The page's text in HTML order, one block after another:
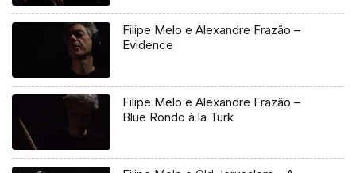
Filipe Melo e Alexandre Frazão –
Evidence
Filipe Melo e Alexandre Frazão –
Blue Rondo à la Turk